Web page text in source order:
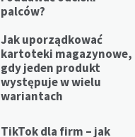
palców?
Jak uporządkować
kartoteki magazynowe,
gdy jeden produkt
występuje w wielu
wariantach
TikTok dla firm – jak